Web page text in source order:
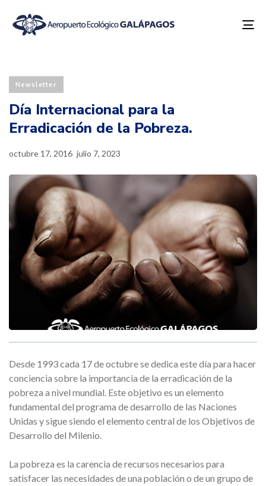
IN:
Newsletter
Día Internacional para la
Erradicación de la Pobreza.
on:
octubre 17, 2016
updated:
julio 7, 2023
Desde 1993 cada 17 de octubre se dedica este día para hacer
conciencia sobre la importancia de la erradicación de la
pobreza a nivel mundial. Este objetivo es un elemento
fundamental del programa de desarrollo de las Naciones
Unidas y sigue siendo el elemento central de los Objetivos de
Desarrollo del Milenio.
La pobreza es la carencia de recursos necesarios para
satisfacer las necesidades de una población o de un grupo de